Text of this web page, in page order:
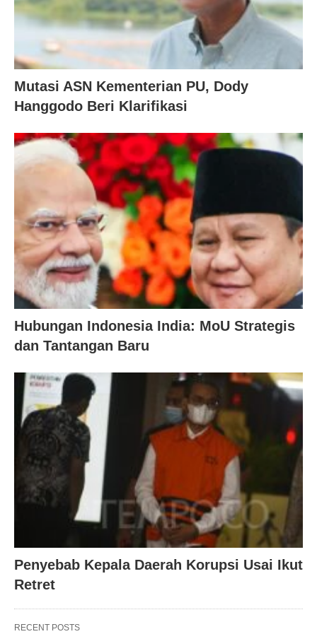
Mutasi ASN Kementerian PU, Dody
Hanggodo Beri Klarifikasi
Hubungan Indonesia India: MoU Strategis
dan Tantangan Baru
Penyebab Kepala Daerah Korupsi Usai Ikut
Retret
RECENT POSTS